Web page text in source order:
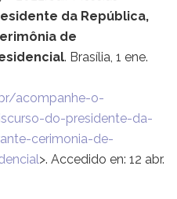
da República,
de
. Brasília, 1 ene.
acompanhe-o-
do-presidente-da-
cerimonia-de-
>. Accedido en: 12 abr.